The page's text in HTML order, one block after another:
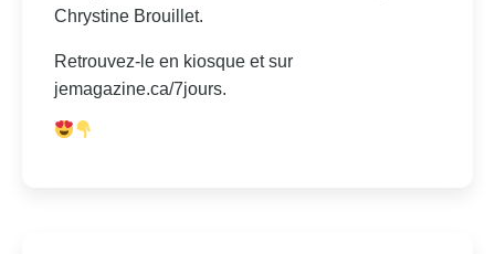
Chrystine Brouillet.
Retrouvez-le en kiosque et sur
jemagazine.ca/7jours.